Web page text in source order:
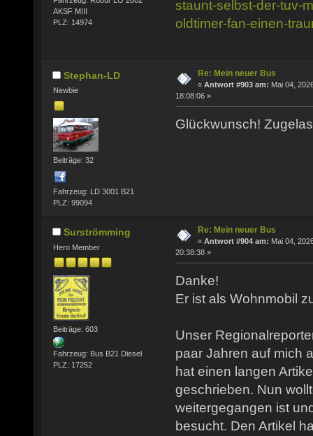
AKSF MIII
PLZ: 14974
staunt-selbst-der-tuv-
oldtimer-fan-einen-
Stephan-LD
Newbie
Beiträge: 32
Fahrzeug: LD 3001 B21
PLZ: 99094
Re: Mein neuer Bus
« Antwort #903 am: Mai 04,
18:08:06 »
Glückwunsch!
Surströmming
Hero Member
Beiträge: 603
Fahrzeug: Bus B21 Diesel
PLZ: 17252
Re: Mein neuer Bus
« Antwort #904 am: Mai 04,
20:38:38 »
Danke!
Er ist als Wohnmobil
Unser
paar Jahren auf mich
hat einen langen
geschrieben. Nun
weitergegangen ist
besucht. Den Artikel